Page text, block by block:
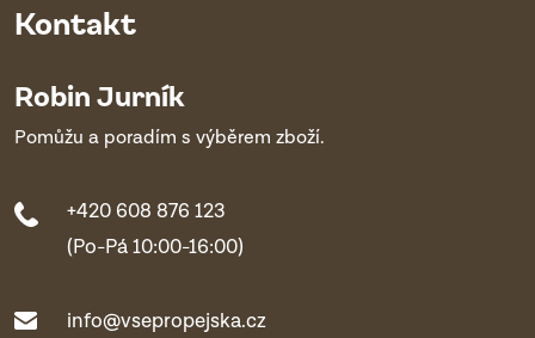
Kontakt
Robin Jurník
Pomůžu a poradím s výběrem zboží.
+420 608 876 123
(Po-Pá 10:00-16:00)
info@vsepropejska.cz